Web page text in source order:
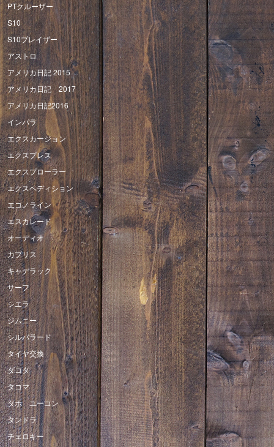
PTクルーザー
S10
S10ブレイザー
アストロ
アメリカ日記 2015
アメリカ日記 2017
アメリカ日記2016
インパラ
エクスカージョン
エクスプレス
エクスプローラー
エクスペディション
エコノライン
エスカレード
オーディオ
カプリス
キャデラック
サーフ
シエラ
ジムニー
シルバラード
タイヤ交換
ダコタ
タコマ
タホ ユーコン
タンドラ
チェロキー